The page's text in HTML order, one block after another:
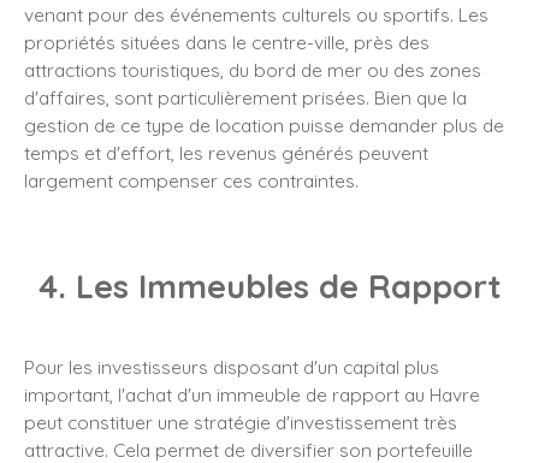
venant pour des événements culturels ou sportifs. Les
propriétés situées dans le centre-ville, près des
attractions touristiques, du bord de mer ou des zones
d'affaires, sont particulièrement prisées. Bien que la
gestion de ce type de location puisse demander plus de
temps et d'effort, les revenus générés peuvent
largement compenser ces contraintes.
4. Les Immeubles de Rapport
Pour les investisseurs disposant d'un capital plus
important, l'achat d'un immeuble de rapport au Havre
peut constituer une stratégie d'investissement très
attractive. Cela permet de diversifier son portefeuille